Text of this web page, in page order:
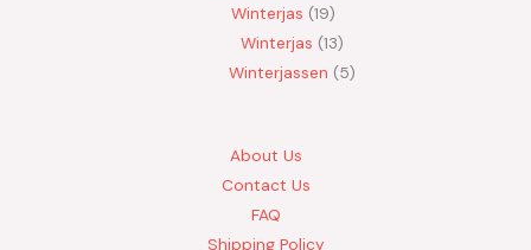
Winterjas 19
Winterjas 13
Winterjassen
5
About Us
Contact Us
FAQ
Shipping Policy